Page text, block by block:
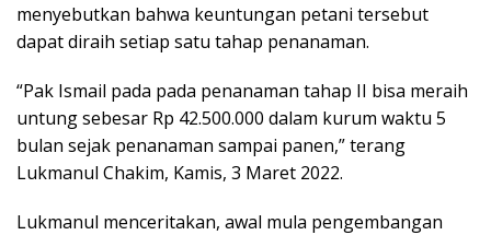
menyebutkan bahwa keuntungan petani tersebut
dapat diraih setiap satu tahap penanaman.
“Pak Ismail pada pada penanaman tahap II bisa meraih
untung sebesar Rp 42.500.000 dalam kurum waktu 5
bulan sejak penanaman sampai panen,” terang
Lukmanul Chakim, Kamis, 3 Maret 2022.
Lukmanul menceritakan, awal mula pengembangan